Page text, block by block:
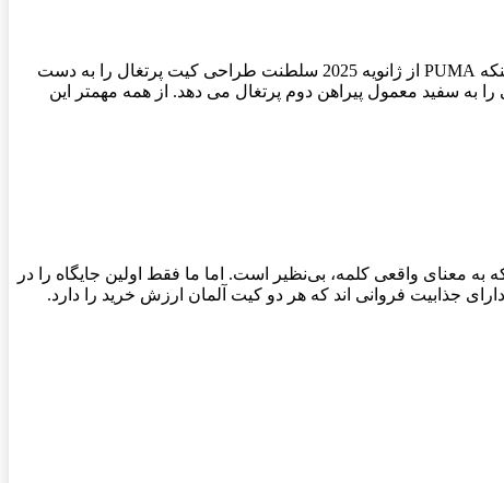
به عنوان یکی از آخرین کیت های پرتغالی تولید نایک می‌توان به جرات جایگاه دوم 5 طرح برتر کیت یورو 2024 را به پرتغال داد، با توجه به اینکه PUMA از ژانویه 2025 سلطنت طراحی کیت پرتغال را به دست
به سفید معمول پیراهن دوم پرتغال می دهد. از همه مهمتر این
به معنای واقعی کلمه، بی‌نظیر است. اما ما فقط اولین جایگاه را در
جذابیت فروانی اند که هر دو کیت آلمان ارزش خرید را دارد.